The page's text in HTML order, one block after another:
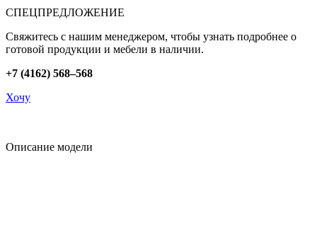
СПЕЦПРЕДЛОЖЕНИЕ
Свяжитесь с нашим менеджером, чтобы узнать подробнее о
готовой продукции и мебели в наличии.
+7 (4162) 568–568
Хочу
Описание модели